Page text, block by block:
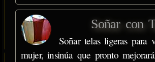
Soñar con
Soñar telas ligeras para
mujer, insinúa que pronto